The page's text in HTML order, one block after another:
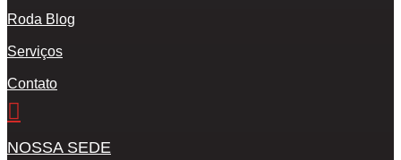
Roda Blog
Serviços
Contato
NOSSA SEDE